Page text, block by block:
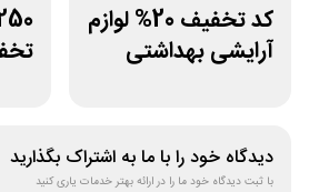
کد تخفیف 20% لوازم
آرایشی بهداشتی
دیدگاه خود را با ما به اشتراک بگذارید
با ثبت دیدگاه خود ما را در ارائه بهتر خدمات یاری کنید